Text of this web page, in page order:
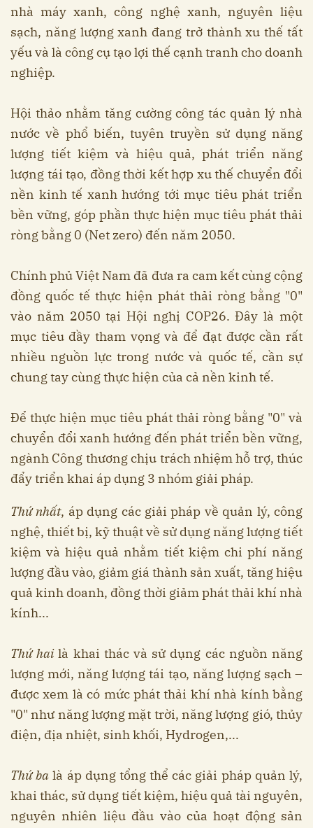
nhà máy xanh, công nghệ xanh, nguyên liệu
sạch, năng lượng xanh đang trở thành xu thế tất
yếu và là công cụ tạo lợi thế cạnh tranh cho doanh
nghiệp.
Hội thảo nhằm tăng cường công tác quản lý nhà
nước về phổ biến, tuyên truyền sử dụng năng
lượng tiết kiệm và hiệu quả, phát triển năng
lượng tái tạo, đồng thời kết hợp xu thế chuyển đổi
nền kinh tế xanh hướng tới mục tiêu phát triển
bền vững, góp phần thực hiện mục tiêu phát thải
ròng bằng 0 (Net zero) đến năm 2050.
Chính phủ Việt Nam đã đưa ra cam kết cùng cộng
đồng quốc tế thực hiện phát thải ròng bằng "0"
vào năm 2050 tại Hội nghị COP26. Đây là một
mục tiêu đầy tham vọng và để đạt được cần rất
nhiều nguồn lực trong nước và quốc tế, cần sự
chung tay cùng thực hiện của cả nền kinh tế.
Để thực hiện mục tiêu phát thải ròng bằng "0" và
chuyển đổi xanh hướng đến phát triển bền vững,
ngành Công thương chịu trách nhiệm hỗ trợ, thúc
đẩy triển khai áp dụng 3 nhóm giải pháp.
Thứ nhất, áp dụng các giải pháp về quản lý, công
nghệ, thiết bị, kỹ thuật về sử dụng năng lượng tiết
kiệm và hiệu quả nhằm tiết kiệm chi phí năng
lượng đầu vào, giảm giá thành sản xuất, tăng hiệu
quả kinh doanh, đồng thời giảm phát thải khí nhà
kính...
Thứ hailà khai thác và sử dụng các nguồn năng
lượng mới, năng lượng tái tạo, năng lượng sạch –
được xem là có mức phát thải khí nhà kính bằng
"0" như năng lượng mặt trời, năng lượng gió, thủy
điện, địa nhiệt, sinh khối, Hydrogen,...
Thứ ba là áp dụng tổng thể các giải pháp quản lý,
khai thác, sử dụng tiết kiệm, hiệu quả tài nguyên,
nguyên nhiên liệu đầu vào của hoạt động sản